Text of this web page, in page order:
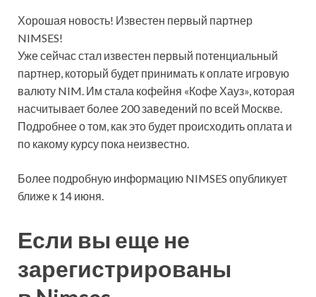
Хорошая новость! Известен первый партнер
NIMSES!
Уже сейчас стал известен первый потенциальный
партнер, который будет принимать к оплате игровую
валюту NIM. Им стала кофейня «Кофе Хауз», которая
насчитывает более 200 заведений по всей Москве.
Подробнее о том, как это будет происходить оплата и
по какому курсу пока неизвестно.
Более подробную информацию NIMSES опубликует
ближе к 14 июня.
Если вы еще не
зарегистрированы